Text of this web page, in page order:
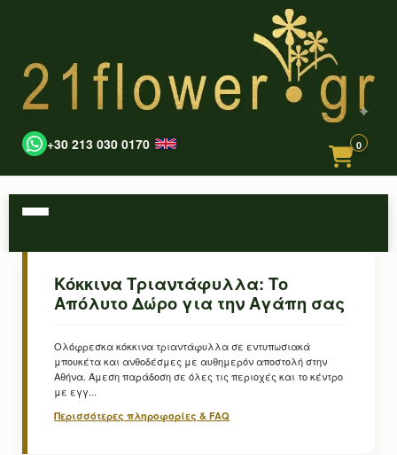
+30 213 030 0170 0
Κόκκινα Τριαντάφυλλα: Το
Απόλυτο Δώρο για την Αγάπη σας
Ολόφρεσκα κόκκινα τριαντάφυλλα σε εντυπωσιακά
μπουκέτα και ανθοδέσμες με αυθημερόν αποστολή στην
Αθήνα. Άμεση παράδοση σε όλες τις περιοχές και το κέντρο
με εγγ...
Περισσότερες πληροφορίες & FAQ